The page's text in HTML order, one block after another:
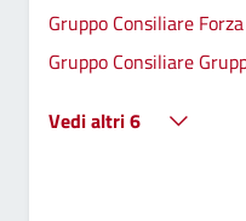
Gruppo Consiliare
Gruppo Consiliare
Vedi altri 6